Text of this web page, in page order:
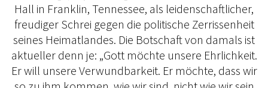
Hall in Franklin, Tennessee, als leidenschaftlicher,
freudiger Schrei gegen die politische Zerrissenheit
seines Heimatlandes. Die Botschaft von damals ist
aktueller denn je: „Gott möchte unsere Ehrlichkeit.
Er will unsere Verwundbarkeit. Er möchte, dass wir